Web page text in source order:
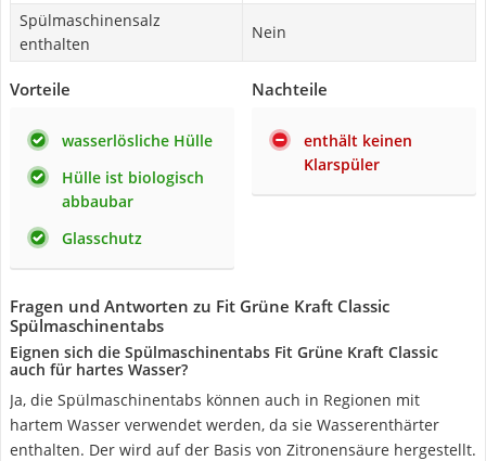
Spülmaschinensalz
enthalten
Nein
Vorteile
wasserlösliche Hülle
Hülle ist biologisch
abbaubar
Glasschutz
Nachteile
enthält keinen
Klarspüler
Fragen und Antworten zu Fit Grüne Kraft Classic
Spülmaschinentabs
Eignen sich die Spülmaschinentabs Fit Grüne Kraft Classic
auch für hartes Wasser?
Ja, die Spülmaschinentabs können auch in Regionen mit
hartem Wasser verwendet werden, da sie Wasserenthärter
enthalten. Der wird auf der Basis von Zitronensäure hergestellt.